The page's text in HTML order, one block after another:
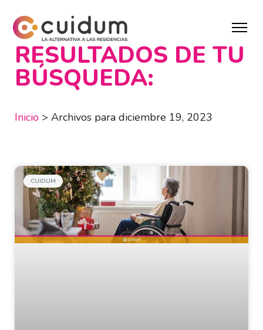
RESULTADOS DE TU
BÚSQUEDA:
Inicio > Archivos para diciembre 19, 2023
CUIDUM